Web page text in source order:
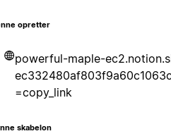
opretter
powerful-maple-
=copy_link
skabelon